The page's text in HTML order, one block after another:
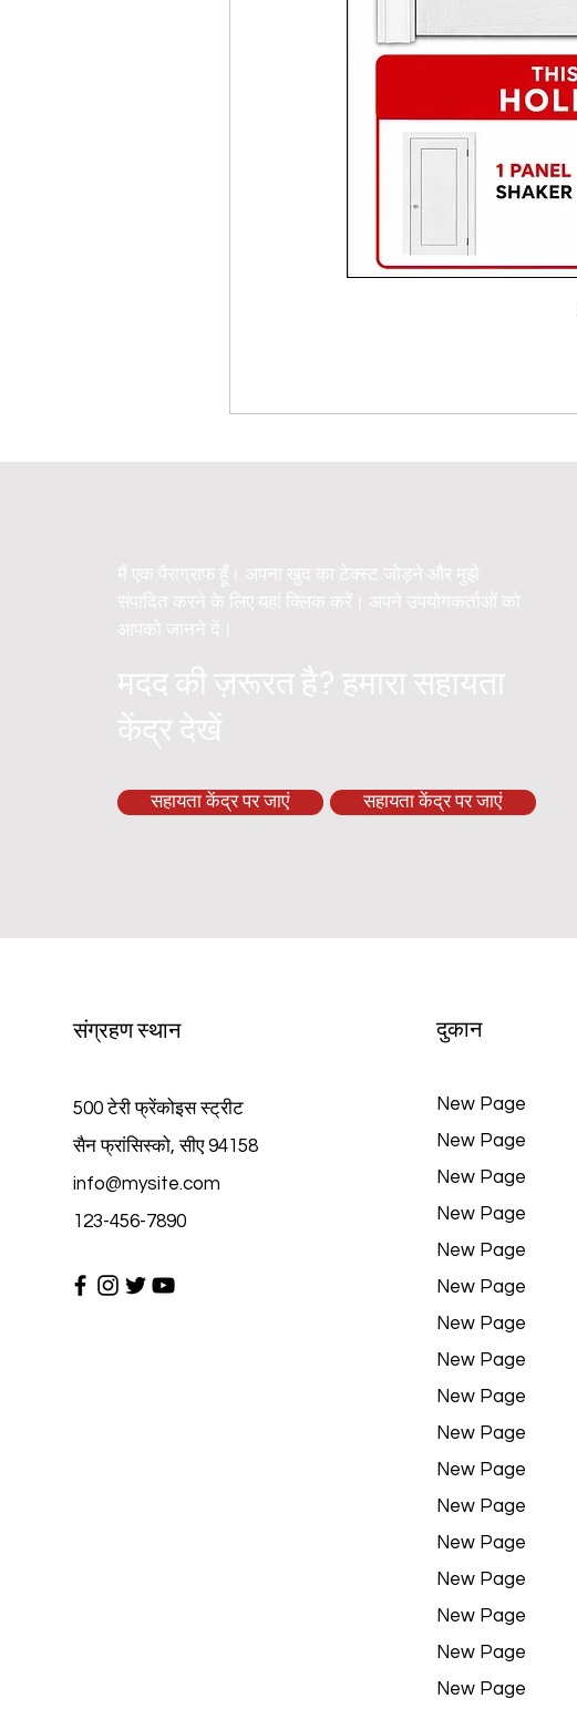
मैं एक पैराग्राफ हूँ। अपना खुद का टेक्स्ट जोड़ने और मुझे
संपादित करने के लिए यहां क्लिक करें। अपने उपयोगकर्ताओं को
आपको जानने दें।
मदद की ज़रूरत है? हमारा सहायता
केंद्र देखें
सहायता केंद्र पर जाएं सहायता केंद्र पर जाएं
संग्रहण स्थान
500 टेरी फ्रेंकोइस स्ट्रीट
सैन फ्रांसिस्को, सीए 94158
info@mysite.com
123-456-7890
दुकान
New Page
New Page
New Page
New Page
New Page
New Page
New Page
New Page
New Page
New Page
New Page
New Page
New Page
New Page
New Page
New Page
New Page